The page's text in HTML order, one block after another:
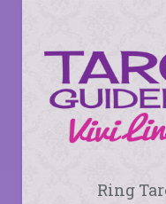
Ring